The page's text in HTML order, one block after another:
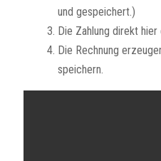
und gespeichert.)
Die Zahlung direkt
Die Rechnung
speichern.